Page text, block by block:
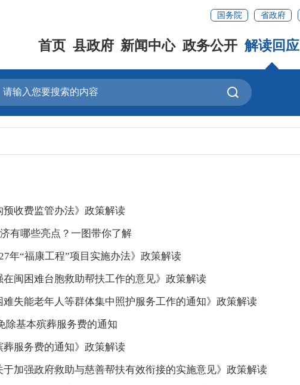
国务院 省政府
首页 县政府 新闻中心 政务公开 解读回应
预收费监管办法》政策解读
有哪些亮点？一图带你了解
年“福康工程”项目实施办法》政策解读
在闽困难台胞救助帮扶工作的意见》政策解读
难失能老年人等群体集中照护服务工作的通知》政策解读
除基本殡葬服务费的通知
葬服务费的通知》政策解读
于加强政府救助与慈善帮扶有效衔接的实施意见》政策解读